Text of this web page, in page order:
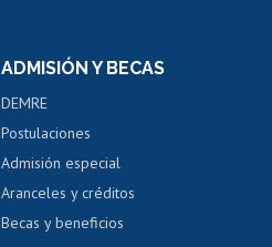
Servicio médico y dental
Pago de arancel y crédito alumnos
Pago de arancel y crédito exalumnos
Certificado de títulos y grados
ADMISIÓN Y BECAS
DEMRE
Postulaciones
Admisión especial
Aranceles y créditos
Becas y beneficios